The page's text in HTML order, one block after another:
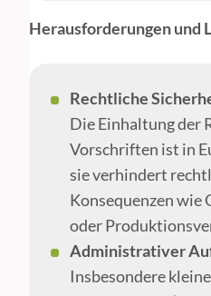
Herausforderungen und
Rechtliche
Die Einhaltung der
Vorschriften ist in
sie verhindert
Konsequenzen wie
oder
Administrativer
Insbesondere